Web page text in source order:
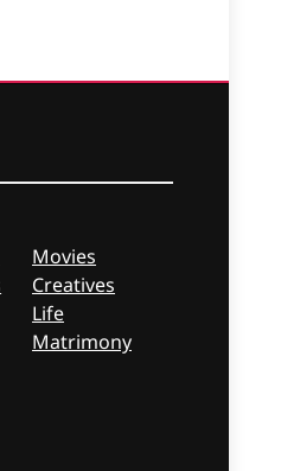
Movies
Creatives
Life
Matrimony